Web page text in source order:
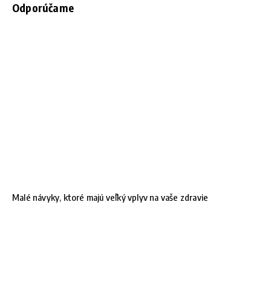
Odporúčame
Malé návyky, ktoré majú veľký vplyv na vaše zdravie